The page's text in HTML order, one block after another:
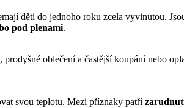
děti do jednoho roku zcela vyvinutou.
pod plenami.
oblečení a častější koupání nebo
svou teplotu. Mezi příznaky patří